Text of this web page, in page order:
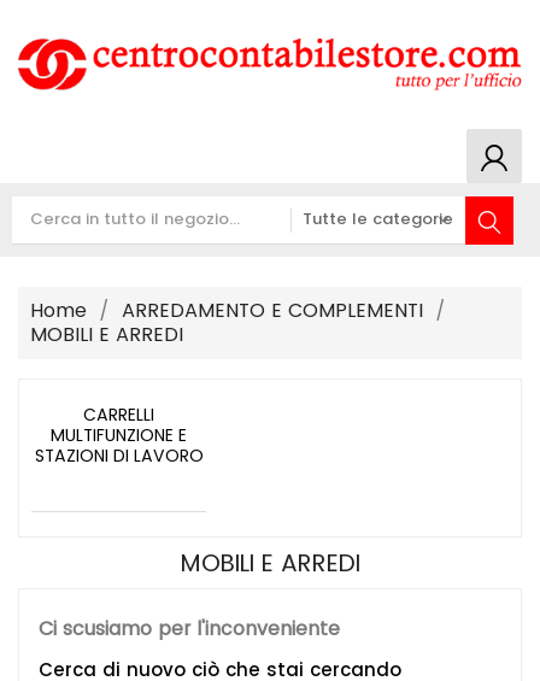
Home
ARREDAMENTO E COMPLEMENTI
MOBILI E ARREDI
CARRELLI
MULTIFUNZIONE E
STAZIONI DI LAVORO
MOBILI E ARREDI
Ci scusiamo per l'inconveniente
Cerca di nuovo ciò che stai cercando